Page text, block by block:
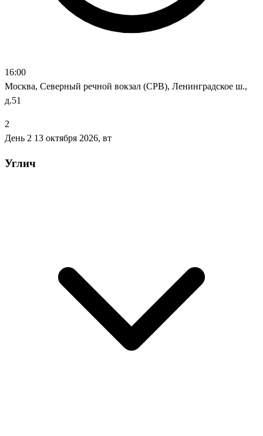
16:00
Москва, Северный речной вокзал (СРВ), Ленинградское ш.,
д.51
2
День 2 13 октября 2026, вт
Углич